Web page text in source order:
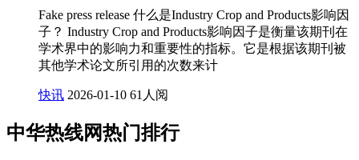
Fake press release 什么是Industry Crop and Products影响因
子？ Industry Crop and Products影响因子是衡量该期刊在
学术界中的影响力和重要性的指标。它是根据该期刊被
其他学术论文所引用的次数来计
快讯 2026-01-10 61人阅
中华热线网热门排行